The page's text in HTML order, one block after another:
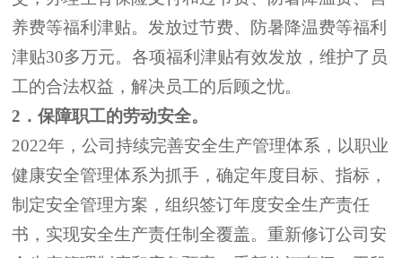
养费等福利津贴。 发放过节费、防暑降温费等福利
津贴30多万元。各项福利津贴有效发放，维护了员
工的合法权益，解决员工的后顾之忧。
2 ．保障职工的劳动安全。
2022年，公司持续完善安全生产管理体系，以职业
健康安全管理体系为抓手，确定年度目标、指标，
制定安全管理方案，组织签订年度安全生产责任
书， 实现安全生产责任制全覆盖。重新修订公司安